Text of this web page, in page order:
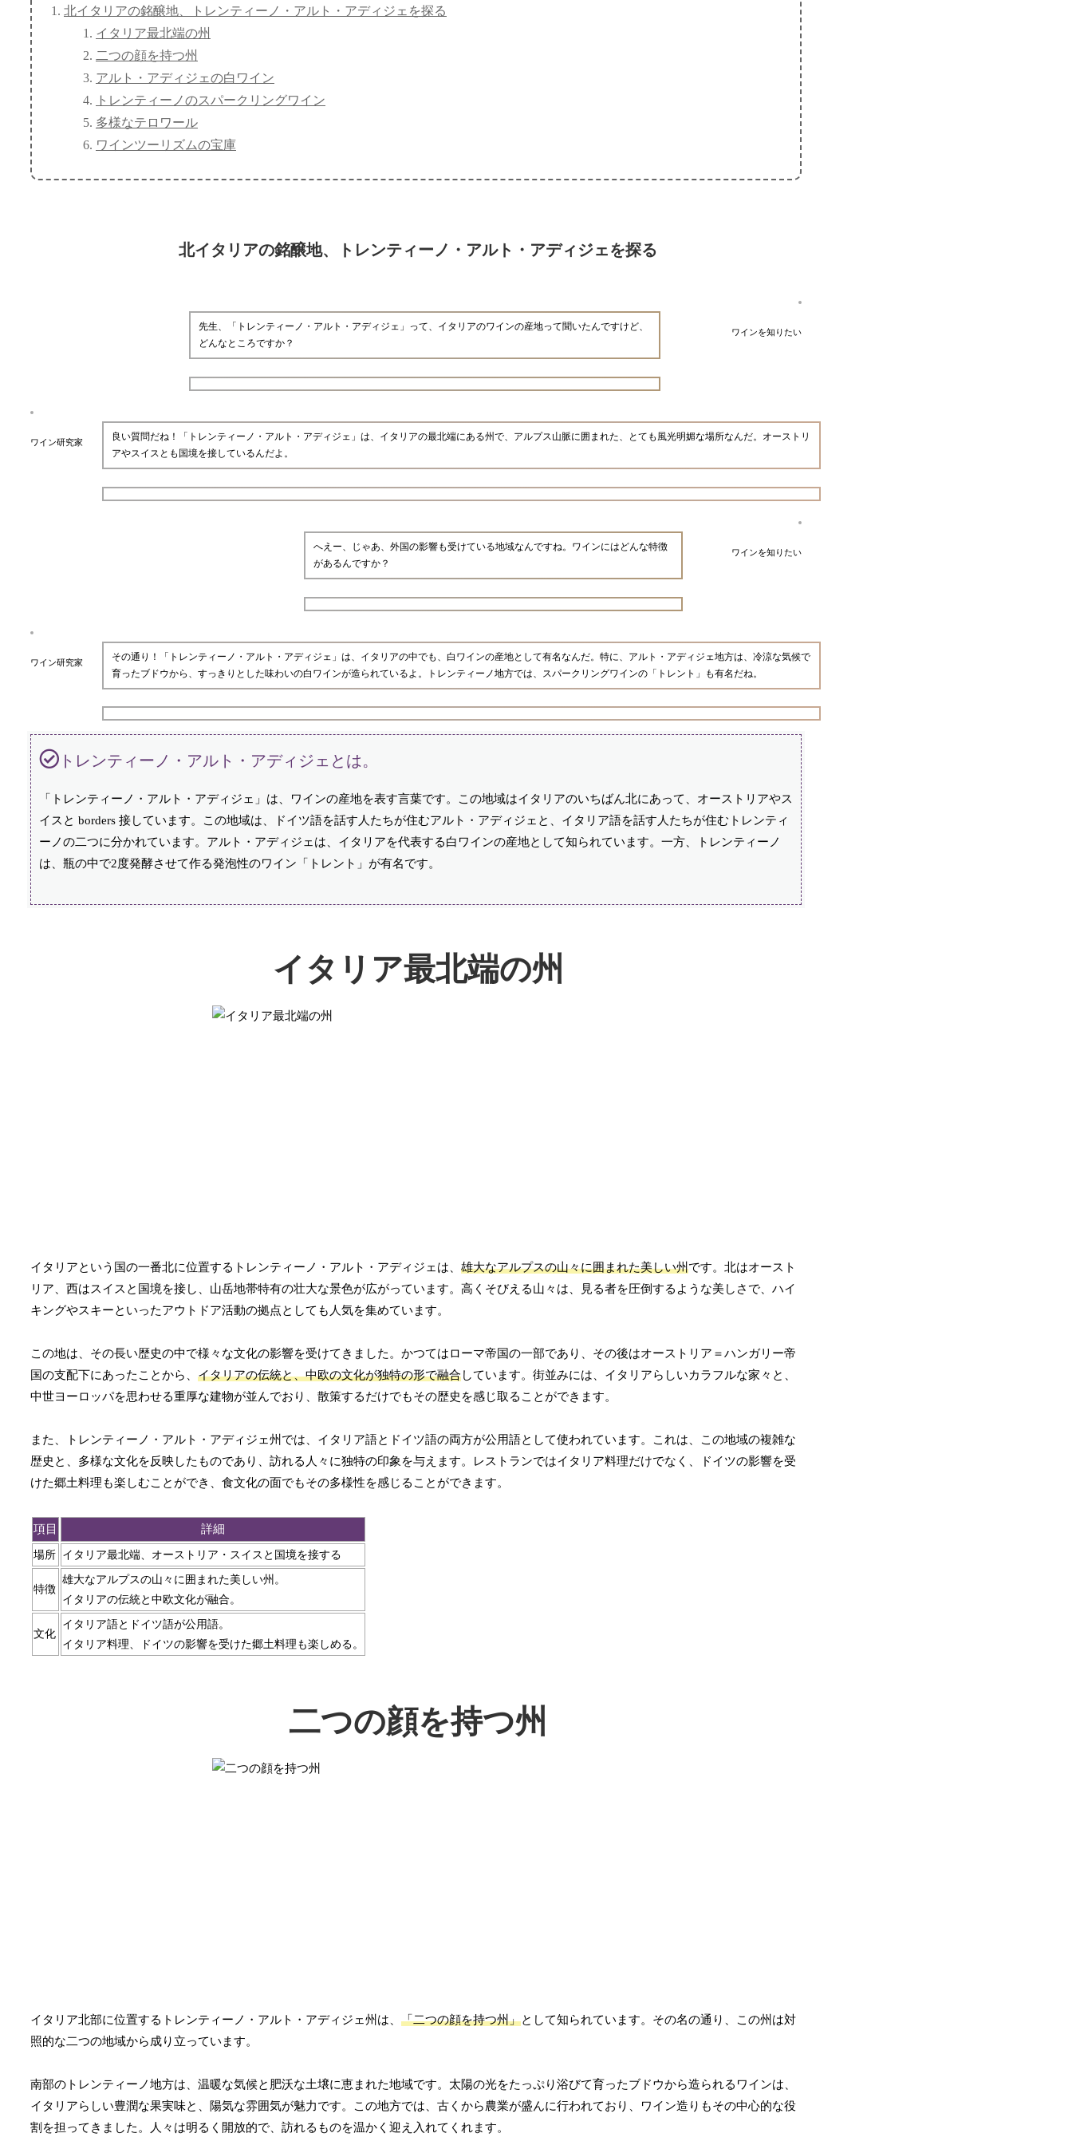
北イタリアの銘醸地、トレンティーノ・アルト・アディジェを探る
イタリア最北端の州
二つの顔を持つ州
アルト・アディジェの白ワイン
トレンティーノのスパークリングワイン
多様なテロワール
ワインツーリズムの宝庫
北イタリアの銘醸地、トレンティーノ・アルト・アディジェを探る
ワインを知りたい
先生、「トレンティーノ・アルト・アディジェ」って、イタリアのワインの産地って聞いたんですけど、
どんなところですか？
ワイン研究家
良い質問だね！「トレンティーノ・アルト・アディジェ」は、イタリアの最北端にある州で、アルプス山脈に囲まれた、とても風光明媚な場所なんだ。オーストリ
アやスイスとも国境を接しているんだよ。
ワインを知りたい
へえー、じゃあ、外国の影響も受けている地域なんですね。ワインにはどんな特徴
があるんですか？
ワイン研究家
その通り！「トレンティーノ・アルト・アディジェ」は、イタリアの中でも、白ワインの産地として有名なんだ。特に、アルト・アディジェ地方は、冷涼な気候で
育ったブドウから、すっきりとした味わいの白ワインが造られているよ。トレンティーノ地方では、スパークリングワインの「トレント」も有名だね。
トレンティーノ・アルト・アディジェとは。
「トレンティーノ・アルト・アディジェ」は、ワインの産地を表す言葉です。この地域はイタリアのいちばん北にあって、オーストリアやス
イスと borders 接しています。この地域は、ドイツ語を話す人たちが住むアルト・アディジェと、イタリア語を話す人たちが住むトレンティ
ーノの二つに分かれています。アルト・アディジェは、イタリアを代表する白ワインの産地として知られています。一方、トレンティーノ
は、瓶の中で2度発酵させて作る発泡性のワイン「トレント」が有名です。
イタリア最北端の州
イタリアという国の一番北に位置するトレンティーノ・アルト・アディジェは、 雄大なアルプスの山々に囲まれた美しい州です。北はオースト
リア、西はスイスと国境を接し、山岳地帯特有の壮大な景色が広がっています。高くそびえる山々は、見る者を圧倒するような美しさで、ハイ
キングやスキーといったアウトドア活動の拠点としても人気を集めています。
この地は、その長い歴史の中で様々な文化の影響を受けてきました。かつてはローマ帝国の一部であり、その後はオーストリア＝ハンガリー帝
国の支配下にあったことから、 イタリアの伝統と、中欧の文化が独特の形で融合しています。街並みには、イタリアらしいカラフルな家々と、
中世ヨーロッパを思わせる重厚な建物が並んでおり、散策するだけでもその歴史を感じ取ることができます。
また、トレンティーノ・アルト・アディジェ州では、イタリア語とドイツ語の両方が公用語として使われています。これは、この地域の複雑な
歴史と、多様な文化を反映したものであり、訪れる人々に独特の印象を与えます。レストランではイタリア料理だけでなく、ドイツの影響を受
けた郷土料理も楽しむことができ、食文化の面でもその多様性を感じることができます。
項目 詳細
場所 イタリア最北端、オーストリア・スイスと国境を接する
特徴
雄大なアルプスの山々に囲まれた美しい州。
イタリアの伝統と中欧文化が融合。
文化
イタリア語とドイツ語が公用語。
イタリア料理、ドイツの影響を受けた郷土料理も楽しめる。
二つの顔を持つ州
イタリア北部に位置するトレンティーノ・アルト・アディジェ州は、 「二つの顔を持つ州」として知られています。その名の通り、この州は対
照的な二つの地域から成り立っています。
南部のトレンティーノ地方は、温暖な気候と肥沃な土壌に恵まれた地域です。太陽の光をたっぷり浴びて育ったブドウから造られるワインは、
イタリアらしい豊潤な果実味と、陽気な雰囲気が魅力です。この地方では、古くから農業が盛んに行われており、ワイン造りもその中心的な役
割を担ってきました。人々は明るく開放的で、訪れるものを温かく迎え入れてくれます。